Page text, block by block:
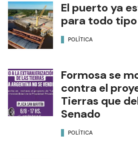
El puerto ya
para todo
POLÍTICA
Formosa se
contra el
Tierras que
Senado
POLÍTICA